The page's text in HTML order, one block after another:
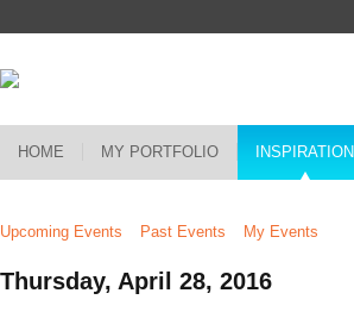
HOME MY PORTFOLIO INSPIRATION
Upcoming Events Past Events My Events
Thursday, April 28, 2016